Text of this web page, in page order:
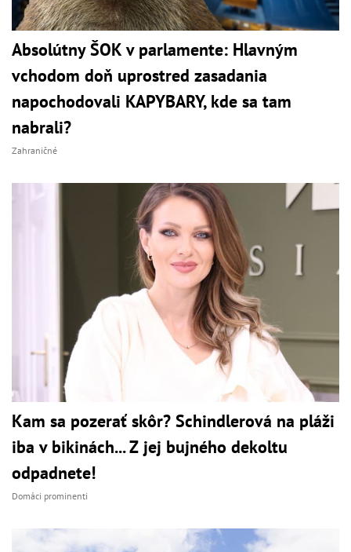
Absolútny ŠOK v parlamente: Hlavným
vchodom doň uprostred zasadania
napochodovali KAPYBARY, kde sa tam
nabrali?
Zahraničné
Kam sa pozerať skôr? Schindlerová na pláži
iba v bikinách... Z jej bujného dekoltu
odpadnete!
Domáci prominenti